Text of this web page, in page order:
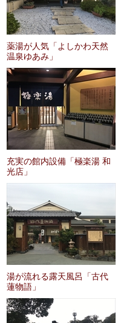
薬湯が人気「よしかわ天然
温泉ゆあみ」
充実の館内設備「極楽湯 和
光店」
湯が流れる露天風呂「古代
蓮物語」